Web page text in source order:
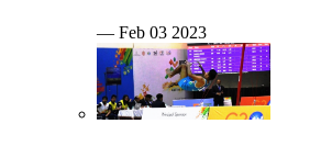
— Feb 03 2023